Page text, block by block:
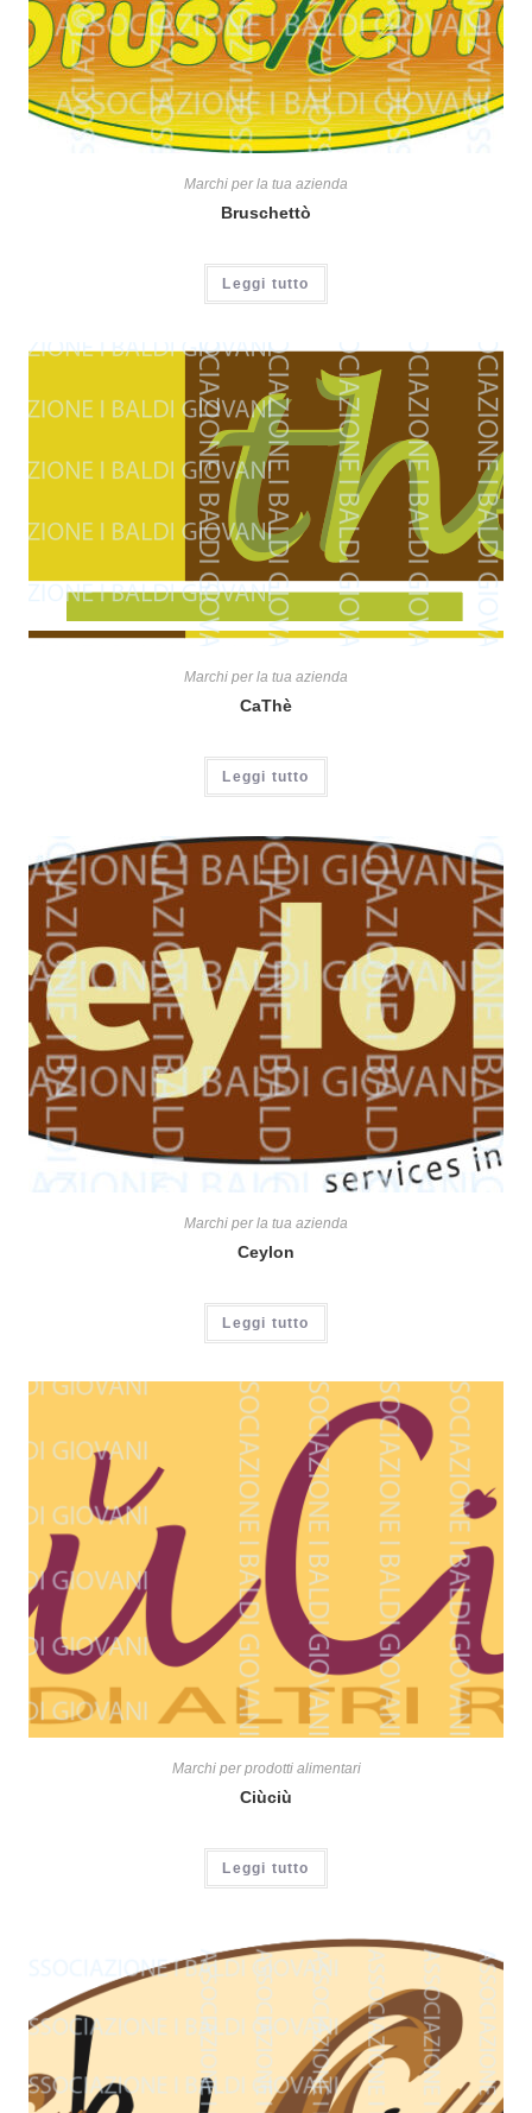
Marchi per la tua azienda
Bruschettò
Leggi tutto
Marchi per la tua azienda
CaThè
Leggi tutto
Marchi per la tua azienda
Ceylon
Leggi tutto
Marchi per prodotti alimentari
Ciùciù
Leggi tutto